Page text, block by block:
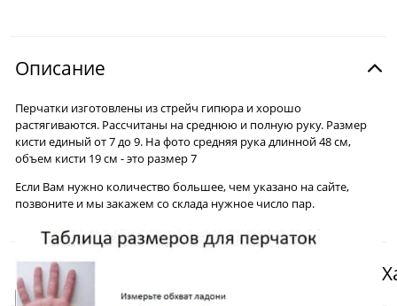
Описание
Перчатки изготовлены из стрейч гипюра и хорошо
растягиваются. Рассчитаны на среднюю и полную руку. Размер
кисти единый от 7 до 9. На фото средняя рука длинной 48 см,
объем кисти 19 см - это размер 7
Если Вам нужно количество большее, чем указано на сайте,
позвоните и мы закажем со склада нужное число пар.